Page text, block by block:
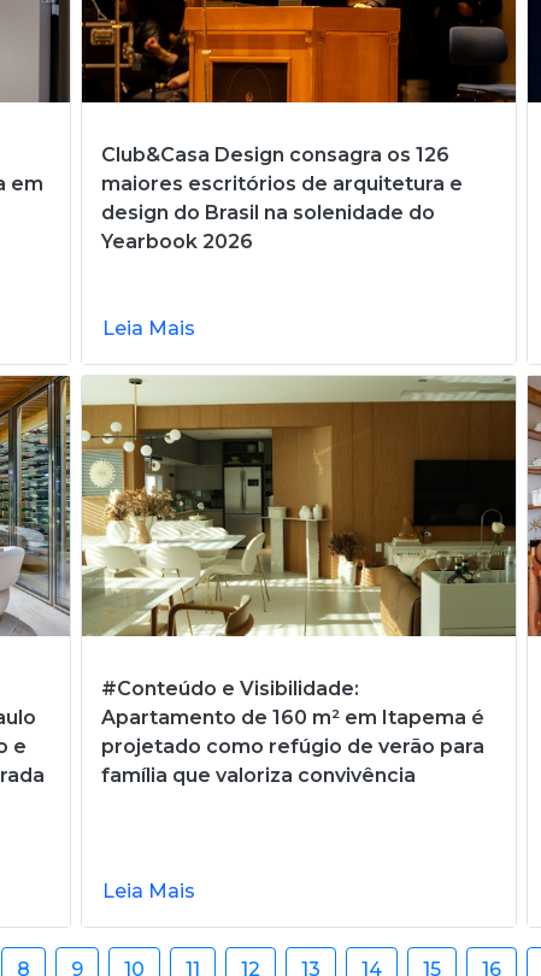
em
Club&Casa Design consagra os 126
maiores escritórios de arquitetura e
design do Brasil na solenidade do
Yearbook 2026
Leia Mais
e
#Conteúdo e Visibilidade:
Apartamento de 160 m² em Itapema é
projetado como refúgio de verão para
família que valoriza convivência
Leia Mais
8 9 10 11 12 13 14 15 16